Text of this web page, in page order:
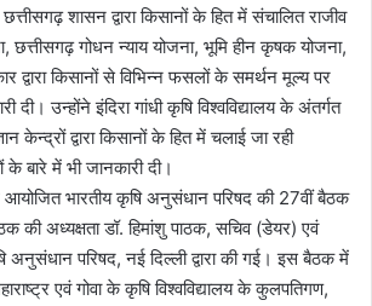
शासन द्वारा किसानों के हित में संचालित राजीव
छत्तीसगढ़ गोधन न्याय योजना, भूमि हीन कृषक योजना,
द्वारा किसानों से विभिन्न फसलों के समर्थन मूल्य पर
दी। उन्होंने इंदिरा गांधी कृषि विश्वविद्यालय के अंतर्गत
केन्द्रों द्वारा किसानों के हित में चलाई जा रही
के बारे में भी जानकारी दी।
भारतीय कृषि अनुसंधान परिषद की 27वीं बैठक
की अध्यक्षता डॉ. हिमांशु पाठक, सचिव (डेयर) एवं
अनुसंधान परिषद, नई दिल्ली द्वारा की गई। इस बैठक में
एवं गोवा के कृषि विश्वविद्यालय के कुलपतिगण,